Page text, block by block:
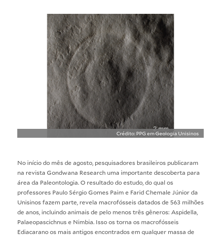
Crédito: PPG em Geologia Unisinos
No início do mês de agosto, pesquisadores brasileiros publicaram
na revista Gondwana Research uma importante descoberta para
área da Paleontologia. O resultado do estudo, do qual os
professores Paulo Sérgio Gomes Paim e Farid Chemale Júnior da
Unisinos fazem parte, revela macrofósseis datados de 563 milhões
de anos, incluindo animais de pelo menos três gêneros: Aspidella,
Palaeopascichnus e Nimbia. Isso os torna os macrofósseis
Ediacarano os mais antigos encontrados em qualquer massa de